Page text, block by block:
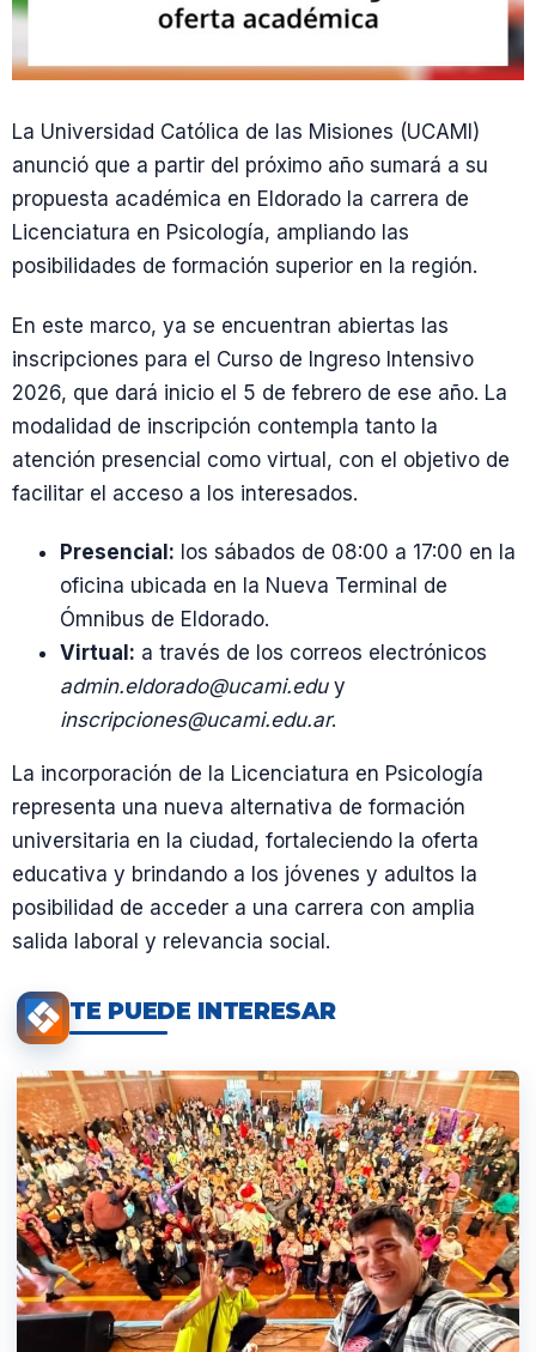
La Universidad Católica de las Misiones (UCAMI)
anunció que a partir del próximo año sumará a su
propuesta académica en Eldorado la carrera de
Licenciatura en Psicología, ampliando las
posibilidades de formación superior en la región.
En este marco, ya se encuentran abiertas las
inscripciones para el Curso de Ingreso Intensivo
2026, que dará inicio el 5 de febrero de ese año. La
modalidad de inscripción contempla tanto la
atención presencial como virtual, con el objetivo de
facilitar el acceso a los interesados.
Presencial: los sábados de 08:00 a 17:00 en la
oficina ubicada en la Nueva Terminal de
Ómnibus de Eldorado.
Virtual: a través de los correos electrónicos
admin.eldorado@ucami.eduy
inscripciones@ucami.edu.ar.
La incorporación de la Licenciatura en Psicología
representa una nueva alternativa de formación
universitaria en la ciudad, fortaleciendo la oferta
educativa y brindando a los jóvenes y adultos la
posibilidad de acceder a una carrera con amplia
salida laboral y relevancia social.
TE PUEDE INTERESAR